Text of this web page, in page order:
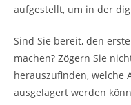
aufgestellt, um in der
Sind Sie bereit, den
machen? Zögern Sie
herauszufinden, welche
ausgelagert werden